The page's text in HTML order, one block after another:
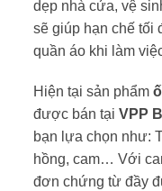
dẹp nhà cửa, vệ
sẽ giúp hạn chế tối
quần áo khi làm
Hiện tại sản phẩm
được bán tại VPP
bạn lựa chọn như:
hồng, cam… Với
đơn chứng từ đầy